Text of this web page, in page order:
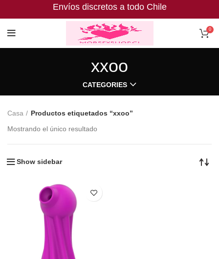
Envíos discretos a todo Chile
0
xxoo
CATEGORIES
Casa
Productos etiquetados “xxoo”
Mostrando el único resultado
Show sidebar